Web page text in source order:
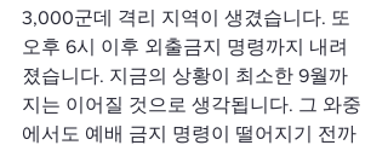
3,000군데 격리 지역이 생겼습니다. 또
오후 6시 이후 외출금지 명령까지 내려
졌습니다. 지금의 상황이 최소한 9월까
지는 이어질 것으로 생각됩니다. 그 와중
에서도 예배 금지 명령이 떨어지기 전까